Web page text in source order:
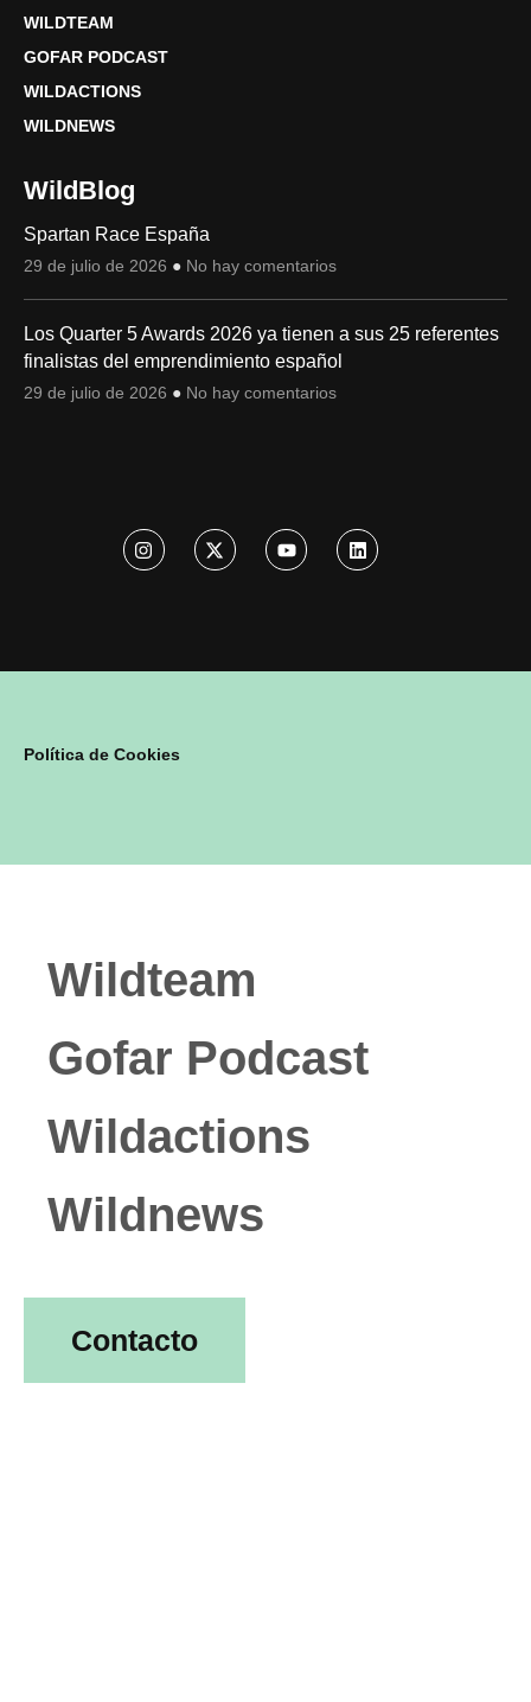
WILDTEAM
GOFAR PODCAST
WILDACTIONS
WILDNEWS
WildBlog
Spartan Race España
29 de julio de 2026 No hay comentarios
Los Quarter 5 Awards 2026 ya tienen a sus 25 referentes
finalistas del emprendimiento español
29 de julio de 2026 No hay comentarios
Política de Cookies
Wildteam
Gofar Podcast
Wildactions
Wildnews
Contacto